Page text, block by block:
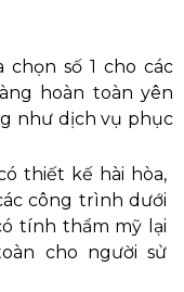
chọn số 1 cho các
hoàn toàn yên
như dịch vụ phục
thiết kế hài hòa,
công trình dưới
tính thẩm mỹ lại
cho người sử